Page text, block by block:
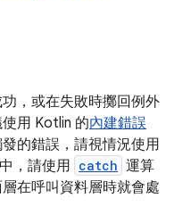
，或在失敗時擲回例外
用 Kotlin 的內建錯誤
的錯誤，請視情況使用
，請使用 catch 運算
在呼叫資料層時就會處